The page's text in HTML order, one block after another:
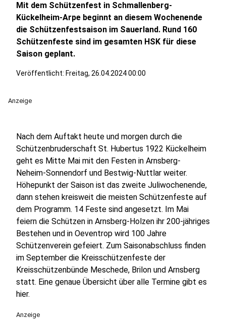
Mit dem Schützenfest in Schmallenberg-
Kückelheim-Arpe beginnt an diesem Wochenende
die Schützenfestsaison im Sauerland. Rund 160
Schützenfeste sind im gesamten HSK für diese
Saison geplant.
Veröffentlicht: Freitag, 26.04.2024 00:00
Anzeige
Nach dem Auftakt heute und morgen durch die
Schützenbruderschaft St. Hubertus 1922 Kückelheim
geht es Mitte Mai mit den Festen in Arnsberg-
Neheim-Sonnendorf und Bestwig-Nuttlar weiter.
Höhepunkt der Saison ist das zweite Juliwochenende,
dann stehen kreisweit die meisten Schützenfeste auf
dem Programm. 14 Feste sind angesetzt. Im Mai
feiern die Schützen in Arnsberg-Holzen ihr 200-jähriges
Bestehen und in Oeventrop wird 100 Jahre
Schützenverein gefeiert. Zum Saisonabschluss finden
im September die Kreisschützenfeste der
Kreisschützenbünde Meschede, Brilon und Arnsberg
statt. Eine genaue Übersicht über alle Termine gibt es
hier.
Anzeige